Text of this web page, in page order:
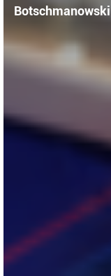
Botschmanowski